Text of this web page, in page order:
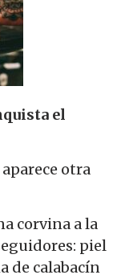
el
otra
corvina a la
piel
de calabacín